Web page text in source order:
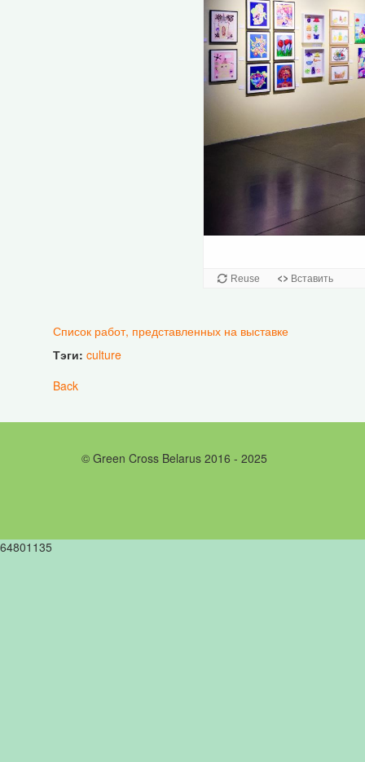
Список работ, представленных на выставке
Тэги: culture
Back
© Green Cross Belarus 2016 - 2025
64801135